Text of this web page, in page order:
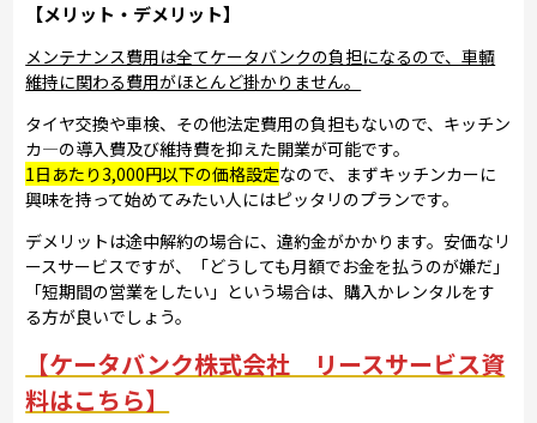
【メリット・デメリット】
メンテナンス費用は全てケータバンクの負担になるので、車輌
維持に関わる費用がほとんど掛かりません。
タイヤ交換や車検、その他法定費用の負担もないので、キッチン
カ―の導入費及び維持費を抑えた開業が可能です。
1日あたり3,000円以下の価格設定なので、まずキッチンカーに
興味を持って始めてみたい人にはピッタリのプランです。
デメリットは途中解約の場合に、違約金がかかります。安価なリ
ースサービスですが、「どうしても月額でお金を払うのが嫌だ」
「短期間の営業をしたい」という場合は、購入かレンタルをす
る方が良いでしょう。
【ケータバンク株式会社 リースサービス資
料はこちら】